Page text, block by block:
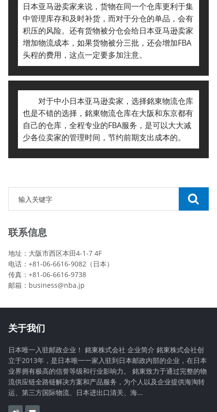
日本亚马逊卖家来说，货物在同一个仓库更利于集
中管理库存和及时补货，而对于分仓的单品，会有
积压的风险。还有货物被分仓会给日本亚马逊卖家
增加物流成本，如果货物被分三批，还会增加FBA
头程的费用，这点一定要多加注意。
对于中小日本亚马逊卖家，选择銘東物流仓库
也是不错的选择，銘東物流仓库在大阪和东京都有
自己的仓库，全程专业的FBA服务，是可以大大减
少各位卖家的管理时间，节约前期支出成本的。
联系信息
地址：大阪市西区本田4-1-7 4F
电话：+81-06-6616-9082（日本）
传真：+81-06-6616-9738
邮箱： business@nba.jp
关于我们
日本唯一入驻邮政企业！ 銘東株式会社 企业简介 銘東株式会社创
立于2013年，是日本唯一一家入驻到日本邮政内部的企业，在日本
业界拥有极高的信誉等级和行业影响力。 銘東致力于通过完整的物
流供应链全路链解决方案和产品服务，为个人以及企业提供海淘转
运、第三方国际物流、日本进出口清关、海...